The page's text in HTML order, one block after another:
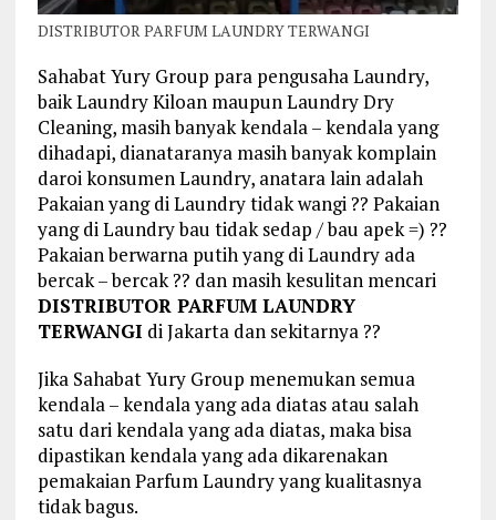
DISTRIBUTOR PARFUM LAUNDRY TERWANGI
Sahabat Yury Group para pengusaha Laundry,
baik Laundry Kiloan maupun Laundry Dry
Cleaning, masih banyak kendala – kendala yang
dihadapi, dianataranya masih banyak komplain
daroi konsumen Laundry, anatara lain adalah
Pakaian yang di Laundry tidak wangi ?? Pakaian
yang di Laundry bau tidak sedap / bau apek =) ??
Pakaian berwarna putih yang di Laundry ada
bercak – bercak ?? dan masih kesulitan mencari
DISTRIBUTOR PARFUM LAUNDRY
TERWANGI di Jakarta dan sekitarnya ??
Jika Sahabat Yury Group menemukan semua
kendala – kendala yang ada diatas atau salah
satu dari kendala yang ada diatas, maka bisa
dipastikan kendala yang ada dikarenakan
pemakaian Parfum Laundry yang kualitasnya
tidak bagus.